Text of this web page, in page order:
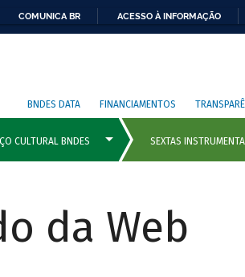
COMUNICA BR ACESSO À INFORMAÇÃO
BNDES DATA FINANCIAMENTOS
da Web